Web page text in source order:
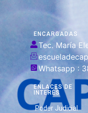
ENCARGADAS
Tec. María
Whatsapp :
ENLACES DE
INTERÉS
Poder Judicial